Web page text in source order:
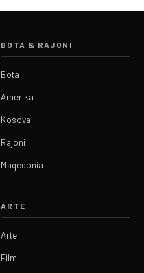
BOTA & RAJONI
Bota
Amerika
Kosova
Rajoni
Maqedonia
ARTE
Arte
Film